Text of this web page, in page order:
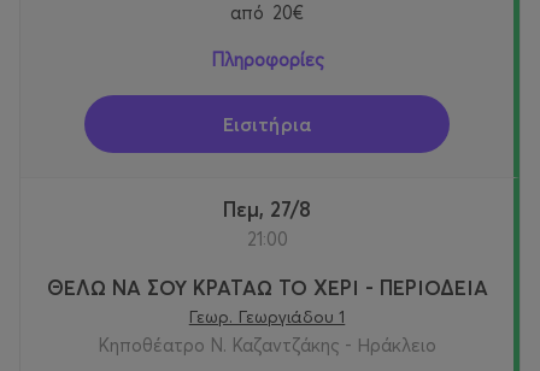
από 20€
Πληροφορίες
Εισιτήρια
Πεμ, 27/8
21:00
ΘΕΛΩ ΝΑ ΣΟΥ ΚΡΑΤΑΩ ΤΟ ΧΕΡΙ - ΠΕΡΙΟΔΕΙΑ
Γεωρ. Γεωργιάδου 1
Κηποθέατρο Ν. Καζαντζάκης - Ηράκλειο